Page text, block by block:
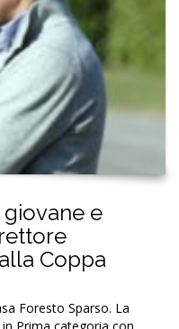
giovane e
Coppa
Foresto Sparso. La